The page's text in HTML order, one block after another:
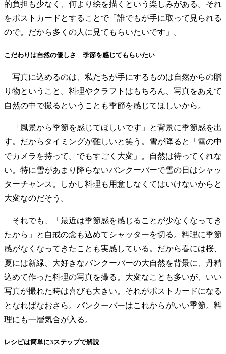
的負担も少なく、何より絵を描くという楽しみがある。それ
をポストカードとすることで「誰でもが手に取って見られる
ので。だから多くの人に見てもらいたいです」。
こだわりは自然の優しさ 季節を感じてもらいたい
写真に込めるのは、私たちが手にするものは自然からの贈
り物ということ。料理やクラフトはもちろん、写真をあえて
自然の中で撮るということも季節を感じてほしいから。
「風景から季節を感じてほしいです」と背景に季節感を出
す。だからタイミングが難しいと笑う。雪が降ると「雪の中
でカメラを持って。でもすごく大変」。自然は待ってくれな
い。特に雪があまり降らないバンクーバーで雪の日はシャッ
ターチャンス。しかし料理も用意しなくてはいけないからと
大変なのだそう。
それでも、「最近は季節感を感じることが少なくなってき
たから」と自戒の念も込めてシャッターを切る。料理に季節
感がなくなってきたことも実感している。だから春には桜、
夏には新緑、大好きなバンクーバーの大自然を背景に、丹精
込めて作った料理の写真を撮る。大変なことも多いが、いい
写真が撮れた時は喜びも大きい。それがポストカードになる
となればなおさら。バンクーバーはこれからがいい季節。料
理にも一層気合が入る。
レシピは簡単に3ステップで解説